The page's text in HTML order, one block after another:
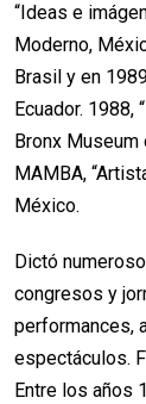
“Ideas e
Moderno,
Brasil y en
Ecuador. 1988,
Bronx Museum
MAMBA,
México.
Dictó
congresos y
performances,
espectáculos.
Entre los años